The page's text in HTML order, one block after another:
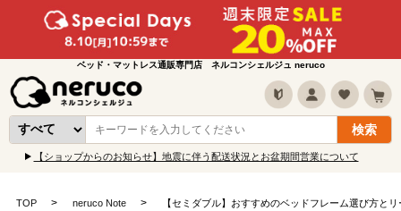
ベッド・マットレス通販専門店 ネルコンシェルジュ neruco
【ショップからのお知らせ】地震に伴う配送状況とお盆期間営業について
TOP neruco Note 【セミダブル】おすすめのベッドフレーム選び方と